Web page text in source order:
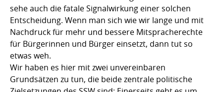
sehe auch die fatale Signalwirkung einer solchen
Entscheidung. Wenn man sich wie wir lange und mit
Nachdruck für mehr und bessere Mitspracherechte
für Bürgerinnen und Bürger einsetzt, dann tut so
etwas weh.
Wir haben es hier mit zwei unvereinbaren
Grundsätzen zu tun, die beide zentrale politische